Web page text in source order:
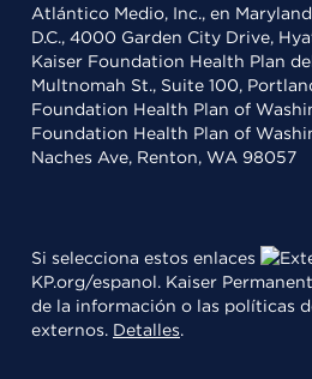
Atlántico Medio, Inc., en
D.C., 4000 Garden City Drive,
Kaiser Foundation Health Plan
Multnomah St., Suite 100,
Foundation Health Plan of
Foundation Health Plan of
Naches Ave, Renton, WA 98057
Si selecciona estos enlaces
KP.org/espanol. Kaiser
de la información o las políticas
externos. Detalles.